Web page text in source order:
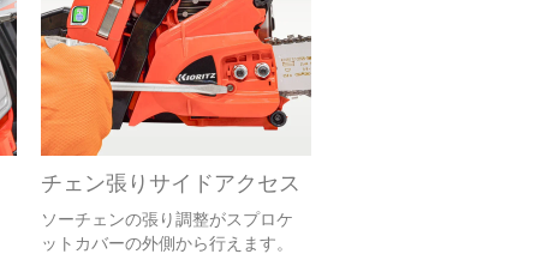
チェン張りサイドアクセス
ソーチェンの張り調整がスプロケ
ットカバーの外側から行えます。